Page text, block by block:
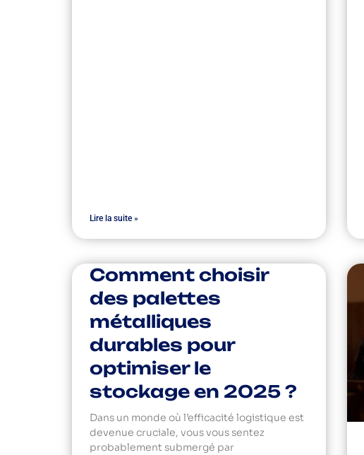
Lire la suite »
Comment choisir
des palettes
métalliques
durables pour
optimiser le
stockage en 2025 ?
Dans un monde où l’efficacité logistique est
devenue cruciale, vous vous sentez
probablement submergé par